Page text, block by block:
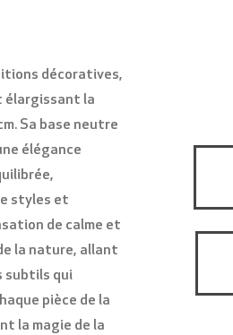
décoratives,
élargissant la
Sa base neutre
élégance
styles et
de calme et
la nature, allant
subtils qui
pièce de la
la magie de la
PAS UN ROBOT